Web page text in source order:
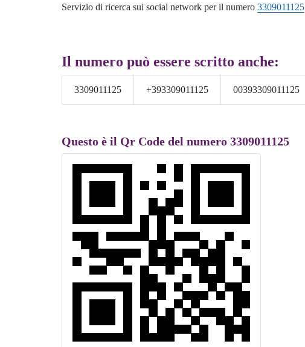
Servizio di ricerca sui social network per il numero 3309011125
Il numero può essere scritto anche:
3309011125 +393309011125 00393309011125
Questo è il Qr Code del numero 3309011125